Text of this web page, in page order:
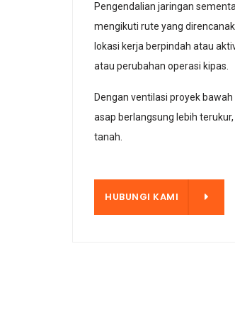
Pengendalian jaringan
mengikuti rute yang
lokasi kerja berpindah atau
atau perubahan operasi kipas.
Dengan ventilasi proyek
asap berlangsung lebih
tanah.
HUBUNGI KAMI